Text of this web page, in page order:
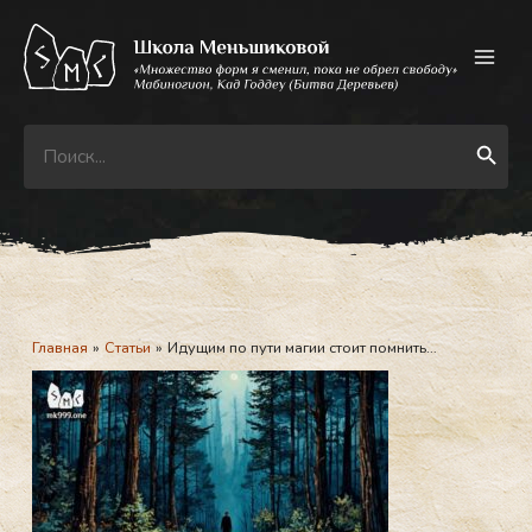
содержимому
Search
for:
Search Button
Главная Статьи Идущим по пути магии стоит помнить…